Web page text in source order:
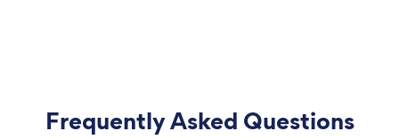
Frequently Asked Questions